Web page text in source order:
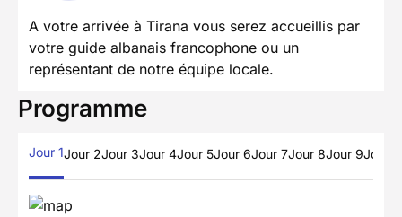
A votre arrivée à Tirana vous serez accueillis par
votre guide albanais francophone ou un
représentant de notre équipe locale.
Programme
Jour 1Jour 2Jour 3Jour 4Jour 5Jour 6Jour 7Jour 8Jour 9Jour